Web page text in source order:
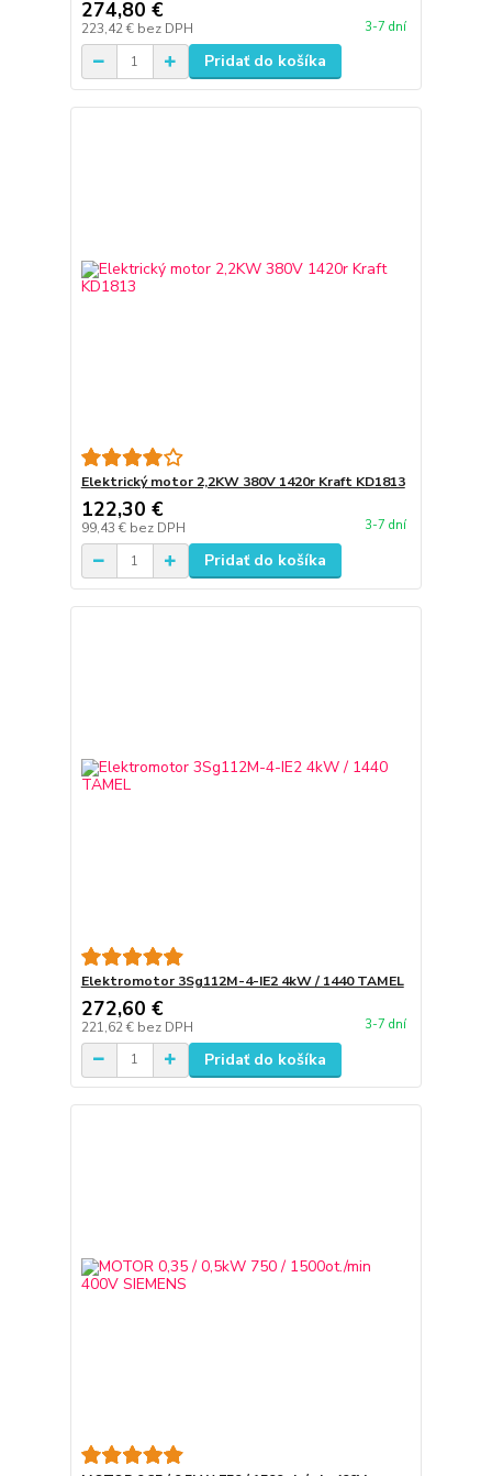
274,80 €
223,42 € bez DPH 3-7 dní
Pridať do košíka
Elektrický motor 2,2KW 380V 1420r Kraft KD1813
122,30 €
99,43 € bez DPH 3-7 dní
Pridať do košíka
Elektromotor 3Sg112M-4-IE2 4kW / 1440 TAMEL
272,60 €
221,62 € bez DPH 3-7 dní
Pridať do košíka